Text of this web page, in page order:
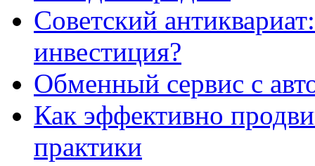
Советский
инвестиция?
Обменный сервис с
Как эффективно
практики